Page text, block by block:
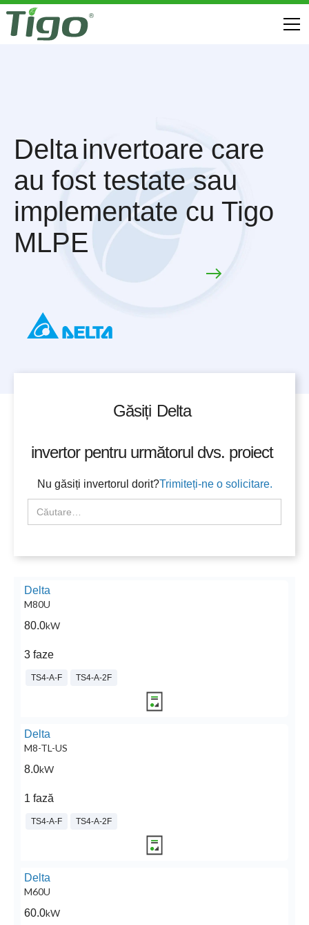
Deltainvertoare care
au fost testate sau
implementate cu Tigo
MLPE
Găsiți Delta
invertor pentru următorul dvs. proiect
Nu găsiți invertorul dorit?Trimiteți-ne o solicitare.
Delta
M80U
80.0kW
3 faze
TS4-A-F TS4-A-2F
Delta
M8-TL-US
8.0kW
1 fază
TS4-A-F TS4-A-2F
Delta
M60U
60.0kW